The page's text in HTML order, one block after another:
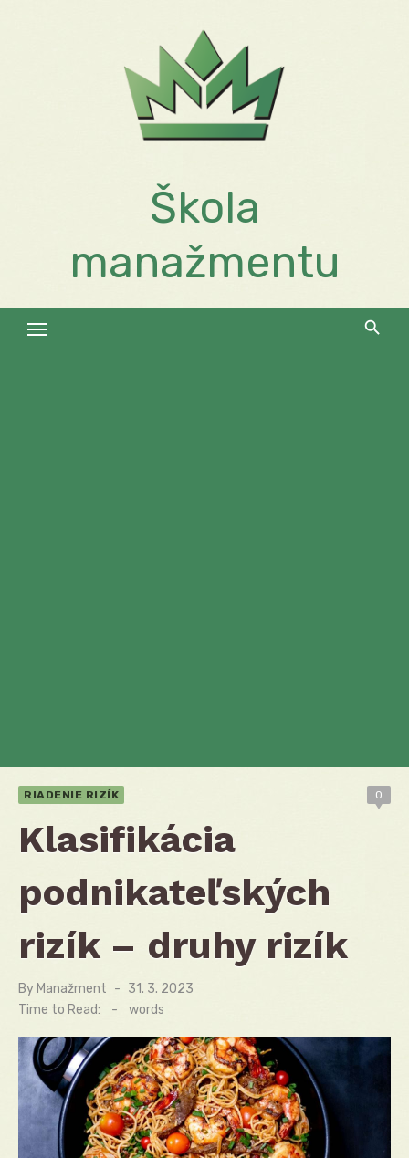
Škola
manažmentu
RIADENIE RIZÍK 0
Klasifikácia
podnikateľských
rizík – druhy rizík
By Manažment
Posted
on
31. 3. 2023
Time to Read:
- words